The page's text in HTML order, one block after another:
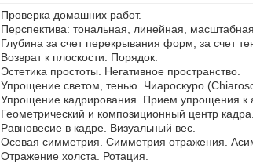
Проверка домашних работ.
Перспектива: тональная, линейная,
Глубина за счет перекрывания форм, за счет
Возврат к плоскости. Порядок.
Эстетика простоты. Негативное пространство.
Упрощение светом, тенью. Чиароскуро
Упрощение кадрирования. Прием упрощения к
Геометрический и композиционный центр кадра.
Равновесие в кадре. Визуальный вес.
Осевая симметрия. Симметрия отражения.
Отражение холста. Ротация.